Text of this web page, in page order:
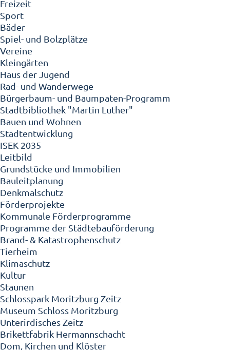
Freizeit
Sport
Bäder
Spiel- und Bolzplätze
Vereine
Kleingärten
Haus der Jugend
Rad- und Wanderwege
Bürgerbaum- und Baumpaten-Programm
Stadtbibliothek "Martin Luther"
Bauen und Wohnen
Stadtentwicklung
ISEK 2035
Leitbild
Grundstücke und Immobilien
Bauleitplanung
Denkmalschutz
Förderprojekte
Kommunale Förderprogramme
Programme der Städtebauförderung
Brand- & Katastrophenschutz
Tierheim
Klimaschutz
Kultur
Staunen
Schlosspark Moritzburg Zeitz
Museum Schloss Moritzburg
Unterirdisches Zeitz
Brikettfabrik Hermannschacht
Dom, Kirchen und Klöster